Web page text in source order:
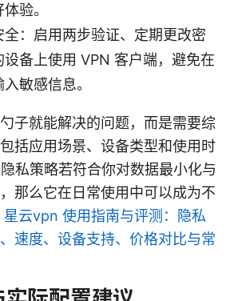
验。
：启用两步验证、定期更改密
备上使用 VPN 客户端，避免在
敏感信息。
子就能解决的问题，而是需要综
括应用场景、设备类型和使用时
私策略若符合你对数据最小化与
那么它在日常使用中可以成为不
星云vpn 使用指南与评测：隐私
速度、设备支持、价格对比与常